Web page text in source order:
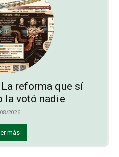
reforma que sí
la votó nadie
2026
más